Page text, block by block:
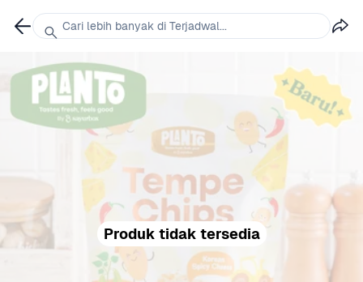
Produk tidak tersedia
Cari lebih banyak di Terjadwal...